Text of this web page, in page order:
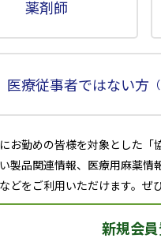
結核等の感染症を含む緊急時
よる治療の有益性が危険性を
感染症のリスクを増大させる
悪性腫瘍の発現が報告されて
感染症
ス、細菌及び真菌等による重
には、直ちに担当医に連絡す
治療を開始する前に、適応疾
薬剤師
医療従事者ではない方
お勤めの皆様を対象とした「
製品関連情報、医療用麻薬情
どをご利用いただけます。ぜ
新規会